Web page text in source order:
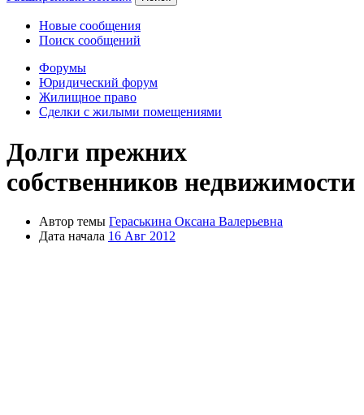
Новые сообщения
Поиск сообщений
Форумы
Юридический форум
Жилищное право
Сделки с жилыми помещениями
Долги прежних
собственников недвижимости
Автор темы Гераськина Оксана Валерьевна
Дата начала 16 Авг 2012